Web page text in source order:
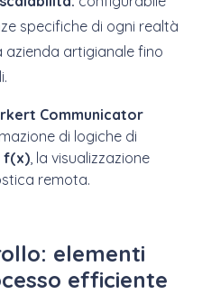
specifiche di ogni realtà
artigianale fino
Communicator
di logiche di
f(x) , la visualizzazione
remota.
elementi
efficiente